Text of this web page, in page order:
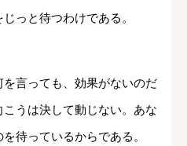
っと待つわけである。
言っても、効果がないのだ
うは決して動じない。あな
待っているからである。